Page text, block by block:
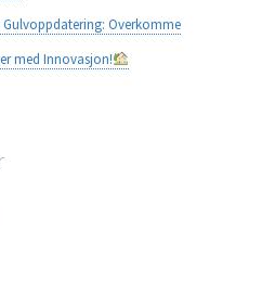
Gulvoppdatering: Overkomme
med Innovasjon!